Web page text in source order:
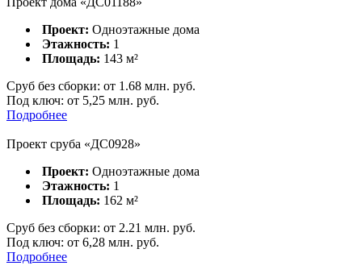
Проект: Одноэтажные дома
Этажность: 1
Площадь: 143 м²
Сруб без сборки: от 1.68 млн. руб.
Под ключ: от 5,25 млн. руб.
Подробнее
Проект сруба «ДС0928»
Проект: Одноэтажные дома
Этажность: 1
Площадь: 162 м²
Сруб без сборки: от 2.21 млн. руб.
Под ключ: от 6,28 млн. руб.
Подробнее